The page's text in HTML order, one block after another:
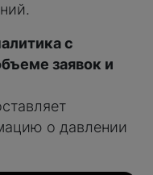
с
заявок и
о давлении